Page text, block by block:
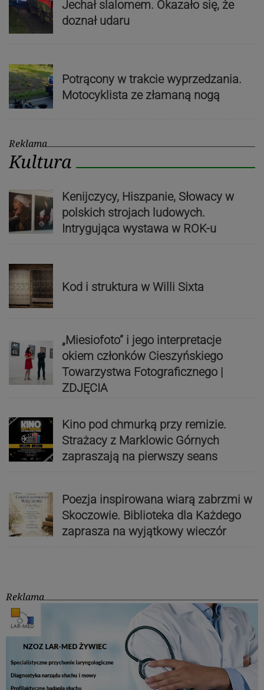
Jechał slalomem. Okazało się, że
doznał udaru
Potrącony w trakcie wyprzedzania.
Motocyklista ze złamaną nogą
Reklama
Kultura
Kenijczycy, Hiszpanie, Słowacy w
polskich strojach ludowych.
Intrygująca wystawa w ROK-u
Kod i struktura w Willi Sixta
„Miesiofoto” i jego interpretacje
okiem członków Cieszyńskiego
Towarzystwa Fotograficznego |
ZDJĘCIA
Kino pod chmurką przy remizie.
Strażacy z Marklowic Górnych
zapraszają na pierwszy seans
Poezja inspirowana wiarą zabrzmi w
Skoczowie. Biblioteka dla Każdego
zaprasza na wyjątkowy wieczór
Reklama